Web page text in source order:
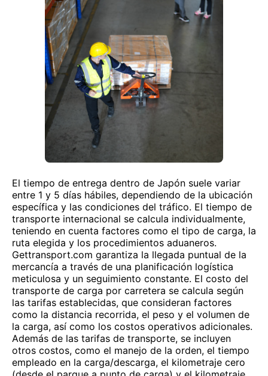
El tiempo de entrega dentro de Japón suele variar
entre 1 y 5 días hábiles, dependiendo de la ubicación
específica y las condiciones del tráfico. El tiempo de
transporte internacional se calcula individualmente,
teniendo en cuenta factores como el tipo de carga, la
ruta elegida y los procedimientos aduaneros.
Gettransport.com garantiza la llegada puntual de la
mercancía a través de una planificación logística
meticulosa y un seguimiento constante. El costo del
transporte de carga por carretera se calcula según
las tarifas establecidas, que consideran factores
como la distancia recorrida, el peso y el volumen de
la carga, así como los costos operativos adicionales.
Además de las tarifas de transporte, se incluyen
otros costos, como el manejo de la orden, el tiempo
empleado en la carga/descarga, el kilometraje cero